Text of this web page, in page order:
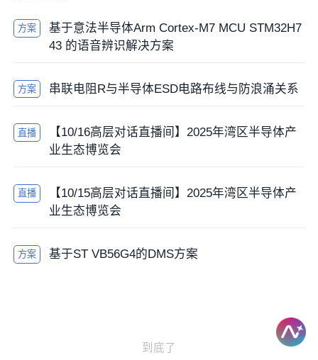
方案
基于意法半导体Arm Cortex-M7 MCU STM32H7
43 的语音辨识解决方案
方案 串联电阻R与半导体ESD电路布线与防浪涌关系
直播
【10/16高层对话直播间】2025年湾区半导体产
业生态博览会
直播
【10/15高层对话直播间】2025年湾区半导体产
业生态博览会
方案 基于ST VB56G4的DMS方案